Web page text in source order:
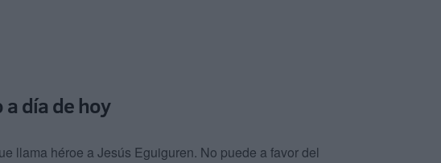
día de hoy
llama héroe a Jesús Eguiguren. No puede a favor del